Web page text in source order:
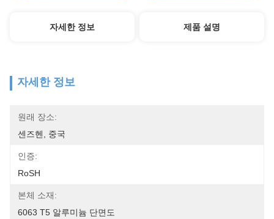
자세한 정보 제품 설명
자세한 정보
원래 장소:
센즈헨, 중국
인증:
RoSH
본체 소재:
6063 T5 알루미늄 단면도